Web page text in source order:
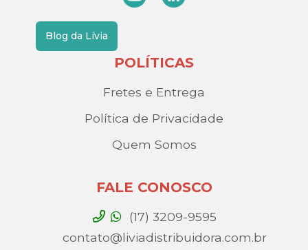
Blog da Lívia
POLÍTICAS
Fretes e Entrega
Política de Privacidade
Quem Somos
FALE CONOSCO
(17) 3209-9595
contato@liviadistribuidora.com.br